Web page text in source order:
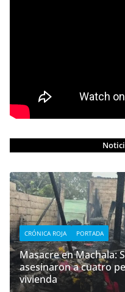
CRÓNICA ROJA PORTADA
Masacre en Machala:
asesinaron a cuatro
vivienda